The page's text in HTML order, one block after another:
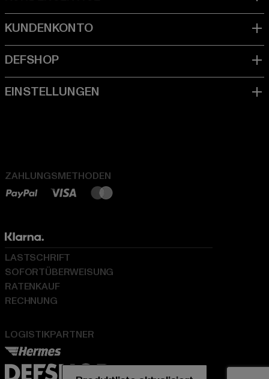
ZAHLUNGSMETHODEN
LOGISTIKPARTNER
LASTSCHRIFT
SOFORTÜBERWEISUNG
RATENKAUF
RECHNUNG